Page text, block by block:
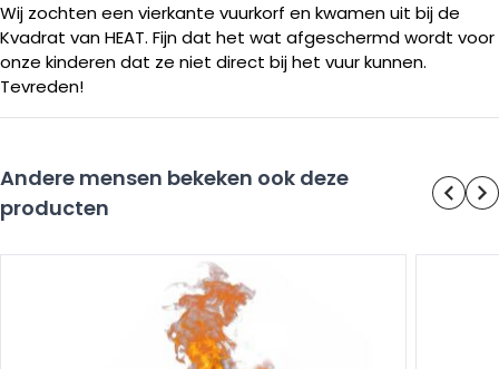
Wij zochten een vierkante vuurkorf en kwamen uit bij de
Kvadrat van HEAT. Fijn dat het wat afgeschermd wordt voor
onze kinderen dat ze niet direct bij het vuur kunnen.
Tevreden!
Andere mensen bekeken ook deze
producten